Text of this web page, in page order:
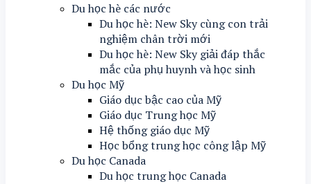
Du học hè các nước
Du học hè: New Sky cùng con trải
nghiệm chân trời mới
Du học hè: New Sky giải đáp thắc
mắc của phụ huynh và học sinh
Du học Mỹ
Giáo dục bậc cao của Mỹ
Giáo dục Trung học Mỹ
Hệ thống giáo dục Mỹ
Học bổng trung học công lập Mỹ
Du học Canada
Du học trung học Canada